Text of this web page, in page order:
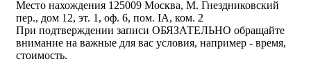
Место нахождения 125009 Москва, М. Гнездниковский
пер., дом 12, эт. 1, оф. 6, пом. IA, ком. 2
При подтверждении записи ОБЯЗАТЕЛЬНО обращайте
внимание на важные для вас условия, например - время,
стоимость.